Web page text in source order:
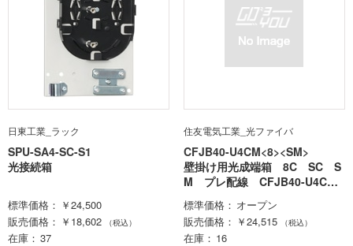
日東工業_ラック
SPU-SA4-SC-S1
光接続箱
標準価格
￥24,500
販売価格
￥18,602 （税込）
在庫
37
住友電気工業_光ファイバ
CFJB40-U4CM<8><SM>
壁掛け用光成端箱 8C SC S
M プレ配線 CFJB40-U4CM-
Z<8><SM>
標準価格
オープン
販売価格
￥24,515 （税込）
在庫
16